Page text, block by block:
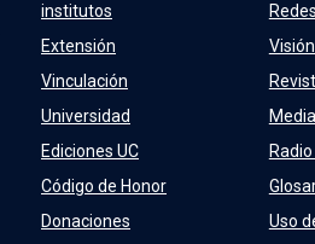
institutos
Extensión
Vinculación
Universidad
Ediciones UC
Código de Honor
Donaciones
Uso